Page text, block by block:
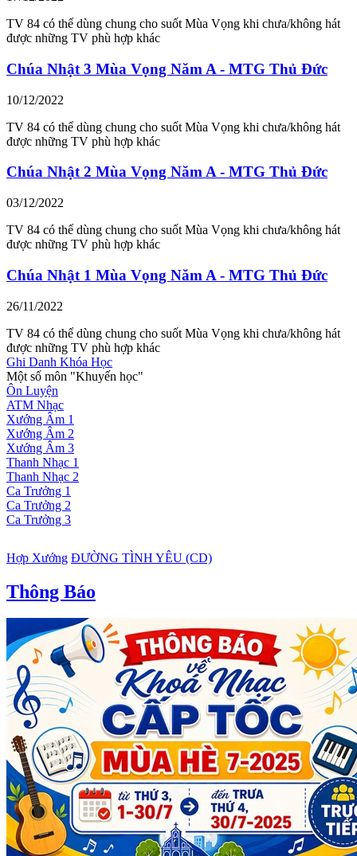
TV 84 có thể dùng chung cho suốt Mùa Vọng khi chưa/không hát
được những TV phù hợp khác
Chúa Nhật 3 Mùa Vọng Năm A - MTG Thủ Đức
10/12/2022
TV 84 có thể dùng chung cho suốt Mùa Vọng khi chưa/không hát
được những TV phù hợp khác
Chúa Nhật 2 Mùa Vọng Năm A - MTG Thủ Đức
03/12/2022
TV 84 có thể dùng chung cho suốt Mùa Vọng khi chưa/không hát
được những TV phù hợp khác
Chúa Nhật 1 Mùa Vọng Năm A - MTG Thủ Đức
26/11/2022
TV 84 có thể dùng chung cho suốt Mùa Vọng khi chưa/không hát
được những TV phù hợp khác
Ghi Danh Khóa Học
Một số môn "Khuyến học"
Ôn Luyện
ATM Nhạc
Xướng Âm 1
Xướng Âm 2
Xướng Âm 3
Thanh Nhạc 1
Thanh Nhạc 2
Ca Trưởng 1
Ca Trưởng 2
Ca Trưởng 3
Hợp Xướng ĐƯỜNG TÌNH YÊU (CD)
Thông Báo